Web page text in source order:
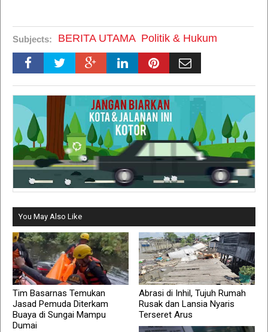
Subjects: BERITA UTAMA Politik & Hukum
You May Also Like
Tim Basarnas Temukan
Jasad Pemuda Diterkam
Buaya di Sungai Mampu
Dumai
Abrasi di Inhil, Tujuh Rumah
Rusak dan Lansia Nyaris
Terseret Arus